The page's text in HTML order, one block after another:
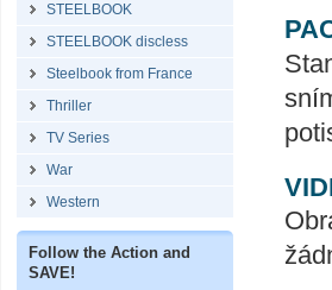
STEELBOOK
STEELBOOK discless
Steelbook from France
Thriller
TV Series
War
Western
Follow the Action and
SAVE!